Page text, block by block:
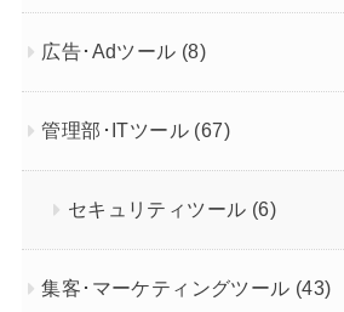
広告･Adツール (8)
管理部･ITツール (67)
セキュリティツール (6)
集客･マーケティングツール (43)